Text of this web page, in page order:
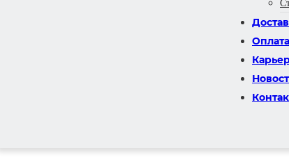
Оплата